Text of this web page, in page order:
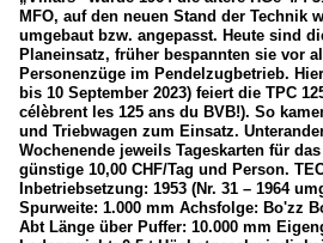
MFO, auf den neuen Stand der Technik
umgebaut bzw. angepasst. Heute sind
Planeinsatz, früher bespannten sie vor
Personenzüge im Pendelzugbetrieb.
bis 10 September 2023) feiert die TPC
célèbrent les 125 ans du BVB!). So
und Triebwagen zum Einsatz.
Wochenende jeweils Tageskarten für
günstige 10,00 CHF/Tag und Person.
Inbetriebsetzung: 1953 (Nr. 31 – 1964
Spurweite: 1.000 mm Achsfolge: Bo'zz
Abt Länge über Puffer: 10.000 mm